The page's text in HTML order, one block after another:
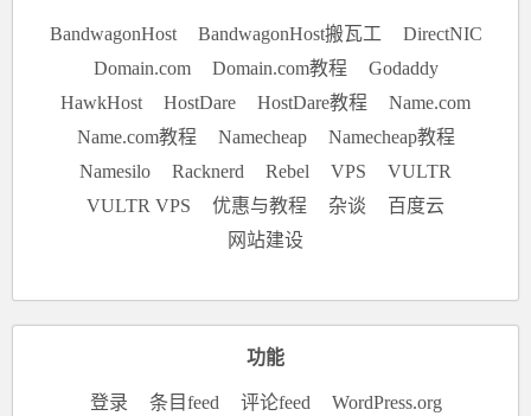
BandwagonHost BandwagonHost搬瓦工
DirectNIC
Domain.com
Domain.com教程
Godaddy
HawkHost
HostDare HostDare教程
Name.com
Name.com教程
Namecheap
Namecheap教程
Namesilo
Racknerd Rebel VPS
VULTR
VULTR VPS
优惠与教程 杂谈
百度云
网站建设
功能
登录 条目feed 评论feed WordPress.org